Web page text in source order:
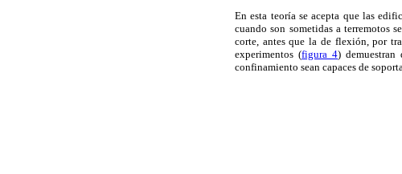
En esta teoría se acepta que las
cuando son sometidas a terremotos
corte, antes que la de flexión, por
experimentos (figura 4)
confinamiento sean capaces de